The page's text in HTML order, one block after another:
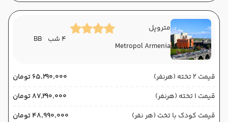
متروپل
Metropol Armenia
4 شب BB
قیمت 2 تخته (هرنفر)
۶۵٬۲۹۰٬۰۰۰ تومان
قیمت 1 تخته (هرنفر)
۸۷٬۲۹۰٬۰۰۰ تومان
قیمت کودک با تخت (هر نفر)
۴۸٬۹۹۰٬۰۰۰ تومان